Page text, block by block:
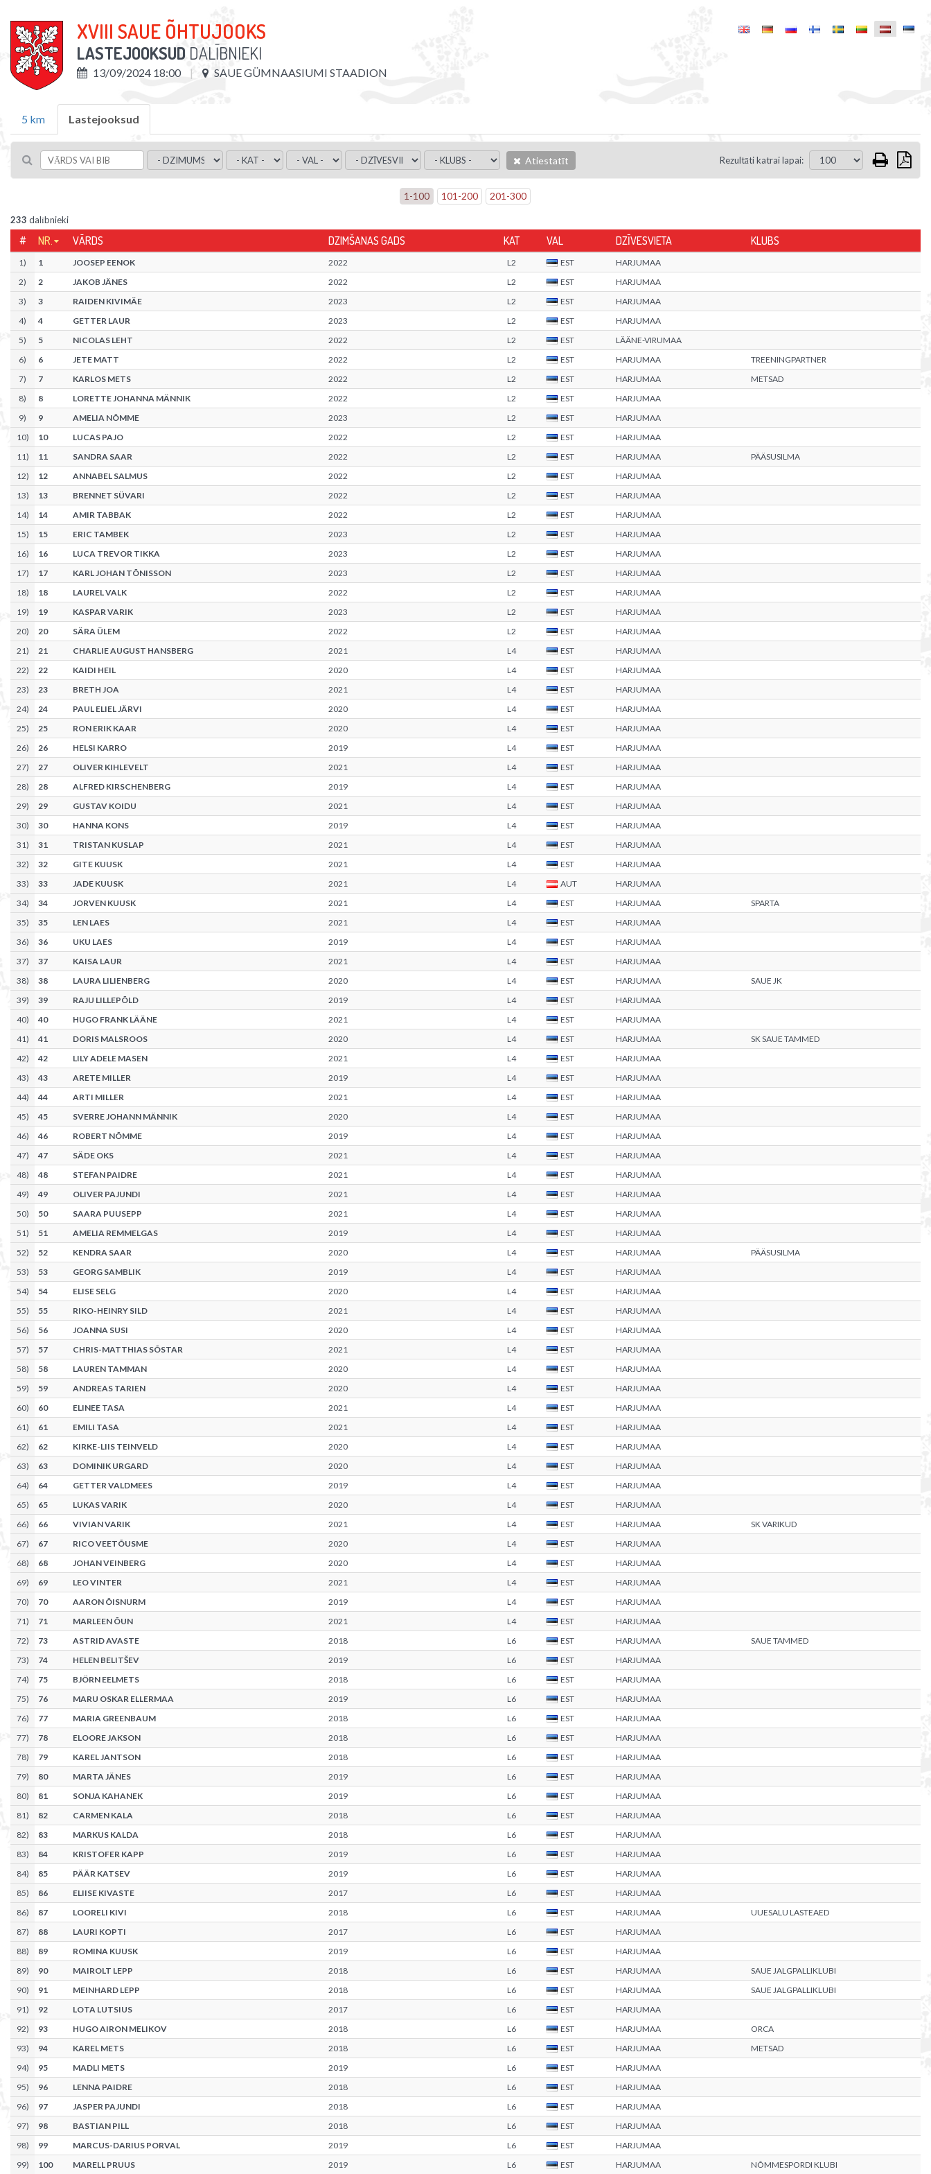
XVIII SAUE ÕHTUJOOKS
LASTEJOOKSUD DALĪBNIEKI
13/09/2024 18:00 SAUE GÜMNAASIUMI STAADION
5 km Lastejooksud
Atiestatīt Rezultāti katrai lapai:
1 -100 101 -200 201 -300
233 dalībnieki
# NR. VĀRDS DZIMŠANAS GADS KAT VAL DZĪVESVIETA KLUBS
1) 1 JOOSEP EENOK 2022 L2 EST
HARJUMAA
2) 2 JAKOB JÄNES 2022 L2 EST
HARJUMAA
3) 3 RAIDEN KIVIMÄE 2023 L2 EST
HARJUMAA
4) 4 GETTER LAUR 2023 L2 EST
HARJUMAA
5) 5 NICOLAS LEHT 2022 L2 EST
LÄÄNE-VIRUMAA
6) 6 JETE MATT 2022 L2 EST HARJUMAA
TREENINGPARTNER
7) 7 KARLOS METS 2022 L2 EST HARJUMAA
METSAD
8) 8 LORETTE JOHANNA MÄNNIK 2022 L2 EST
HARJUMAA
9) 9 AMELIA NÕMME 2023 L2 EST
HARJUMAA
10) 10 LUCAS PAJO 2022 L2 EST
HARJUMAA
11) 11 SANDRA SAAR 2022 L2 EST HARJUMAA
PÄÄSUSILMA
12) 12 ANNABEL SALMUS 2022 L2 EST
HARJUMAA
13) 13 BRENNET SÜVARI 2022 L2 EST
HARJUMAA
14) 14 AMIR TABBAK 2022 L2 EST
HARJUMAA
15) 15 ERIC TAMBEK 2023 L2 EST
HARJUMAA
16) 16 LUCA TREVOR TIKKA 2023 L2 EST
HARJUMAA
17) 17 KARL JOHAN TÕNISSON 2023 L2 EST
HARJUMAA
18) 18 LAUREL VALK 2022 L2 EST
HARJUMAA
19) 19 KASPAR VARIK 2023 L2 EST
HARJUMAA
20) 20 SÄRA ÜLEM 2022 L2 EST
HARJUMAA
21) 21 CHARLIE AUGUST HANSBERG 2021 L4 EST
HARJUMAA
22) 22 KAIDI HEIL 2020 L4 EST
HARJUMAA
23) 23 BRETH JOA 2021 L4 EST
HARJUMAA
24) 24 PAUL ELIEL JÄRVI 2020 L4 EST
HARJUMAA
25) 25 RON ERIK KAAR 2020 L4 EST
HARJUMAA
26) 26 HELSI KARRO 2019 L4 EST
HARJUMAA
27) 27 OLIVER KIHLEVELT 2021 L4 EST
HARJUMAA
28) 28 ALFRED KIRSCHENBERG 2019 L4 EST
HARJUMAA
29) 29 GUSTAV KOIDU 2021 L4 EST
HARJUMAA
30) 30 HANNA KONS 2019 L4 EST
HARJUMAA
31) 31 TRISTAN KUSLAP 2021 L4 EST
HARJUMAA
32) 32 GITE KUUSK 2021 L4 EST
HARJUMAA
33) 33 JADE KUUSK 2021 L4 AUT
HARJUMAA
34) 34 JORVEN KUUSK 2021 L4 EST HARJUMAA
SPARTA
35) 35 LEN LAES 2021 L4 EST
HARJUMAA
36) 36 UKU LAES 2019 L4 EST
HARJUMAA
37) 37 KAISA LAUR 2021 L4 EST
HARJUMAA
38) 38 LAURA LILIENBERG 2020 L4 EST HARJUMAA
SAUE JK
39) 39 RAJU LILLEPÕLD 2019 L4 EST
HARJUMAA
40) 40 HUGO FRANK LÄÄNE 2021 L4 EST
HARJUMAA
41) 41 DORIS MALSROOS 2020 L4 EST HARJUMAA
SK SAUE TAMMED
42) 42 LILY ADELE MASEN 2021 L4 EST
HARJUMAA
43) 43 ARETE MILLER 2019 L4 EST
HARJUMAA
44) 44 ARTI MILLER 2021 L4 EST
HARJUMAA
45) 45 SVERRE JOHANN MÄNNIK 2020 L4 EST
HARJUMAA
46) 46 ROBERT NÕMME 2019 L4 EST
HARJUMAA
47) 47 SÄDE OKS 2021 L4 EST
HARJUMAA
48) 48 STEFAN PAIDRE 2021 L4 EST
HARJUMAA
49) 49 OLIVER PAJUNDI 2021 L4 EST
HARJUMAA
50) 50 SAARA PUUSEPP 2021 L4 EST
HARJUMAA
51) 51 AMELIA REMMELGAS 2019 L4 EST
HARJUMAA
52) 52 KENDRA SAAR 2020 L4 EST HARJUMAA
PÄÄSUSILMA
53) 53 GEORG SAMBLIK 2019 L4 EST
HARJUMAA
54) 54 ELISE SELG 2020 L4 EST
HARJUMAA
55) 55 RIKO-HEINRY SILD 2021 L4 EST
HARJUMAA
56) 56 JOANNA SUSI 2020 L4 EST
HARJUMAA
57) 57 CHRIS-MATTHIAS SÕSTAR 2021 L4 EST
HARJUMAA
58) 58 LAUREN TAMMAN 2020 L4 EST
HARJUMAA
59) 59 ANDREAS TARIEN 2020 L4 EST
HARJUMAA
60) 60 ELINEE TASA 2021 L4 EST
HARJUMAA
61) 61 EMILI TASA 2021 L4 EST
HARJUMAA
62) 62 KIRKE-LIIS TEINVELD 2020 L4 EST
HARJUMAA
63) 63 DOMINIK URGARD 2020 L4 EST
HARJUMAA
64) 64 GETTER VALDMEES 2019 L4 EST
HARJUMAA
65) 65 LUKAS VARIK 2020 L4 EST
HARJUMAA
66) 66 VIVIAN VARIK 2021 L4 EST HARJUMAA
SK VARIKUD
67) 67 RICO VEETÕUSME 2020 L4 EST
HARJUMAA
68) 68 JOHAN VEINBERG 2020 L4 EST
HARJUMAA
69) 69 LEO VINTER 2021 L4 EST
HARJUMAA
70) 70 AARON ÕISNURM 2019 L4 EST
HARJUMAA
71) 71 MARLEEN ÕUN 2021 L4 EST
HARJUMAA
72) 73 ASTRID AVASTE 2018 L6 EST HARJUMAA
SAUE TAMMED
73) 74 HELEN BELITŠEV 2019 L6 EST
HARJUMAA
74) 75 BJÖRN EELMETS 2018 L6 EST
HARJUMAA
75) 76 MARU OSKAR ELLERMAA 2019 L6 EST
HARJUMAA
76) 77 MARIA GREENBAUM 2018 L6 EST
HARJUMAA
77) 78 ELOORE JAKSON 2018 L6 EST
HARJUMAA
78) 79 KAREL JANTSON 2018 L6 EST
HARJUMAA
79) 80 MARTA JÄNES 2019 L6 EST
HARJUMAA
80) 81 SONJA KAHANEK 2019 L6 EST
HARJUMAA
81) 82 CARMEN KALA 2018 L6 EST
HARJUMAA
82) 83 MARKUS KALDA 2018 L6 EST
HARJUMAA
83) 84 KRISTOFER KAPP 2019 L6 EST
HARJUMAA
84) 85 PÄÄR KATSEV 2019 L6 EST
HARJUMAA
85) 86 ELIISE KIVASTE 2017 L6 EST
HARJUMAA
86) 87 LOORELI KIVI 2018 L6 EST HARJUMAA
UUESALU LASTEAED
87) 88 LAURI KOPTI 2017 L6 EST
HARJUMAA
88) 89 ROMINA KUUSK 2019 L6 EST
HARJUMAA
89) 90 MAIROLT LEPP 2018 L6 EST HARJUMAA
SAUE JALGPALLIKLUBI
90) 91 MEINHARD LEPP 2018 L6 EST HARJUMAA
SAUE JALGPALLIKLUBI
91) 92 LOTA LUTSIUS 2017 L6 EST
HARJUMAA
92) 93 HUGO AIRON MELIKOV 2018 L6 EST HARJUMAA
ORCA
93) 94 KAREL METS 2018 L6 EST HARJUMAA
METSAD
94) 95 MADLI METS 2019 L6 EST
HARJUMAA
95) 96 LENNA PAIDRE 2018 L6 EST
HARJUMAA
96) 97 JASPER PAJUNDI 2018 L6 EST
HARJUMAA
97) 98 BASTIAN PILL 2018 L6 EST
HARJUMAA
98) 99 MARCUS-DARIUS PORVAL 2019 L6 EST
HARJUMAA
99) 100 MARELL PRUUS 2019 L6 EST HARJUMAA NÕMMESPORDI KLUBI